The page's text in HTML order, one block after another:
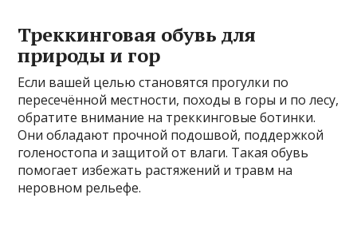
Треккинговая обувь для
природы и гор
Если вашей целью становятся прогулки по
пересечённой местности, походы в горы и по лесу,
обратите внимание на треккинговые ботинки.
Они обладают прочной подошвой, поддержкой
голеностопа и защитой от влаги. Такая обувь
помогает избежать растяжений и травм на
неровном рельефе.